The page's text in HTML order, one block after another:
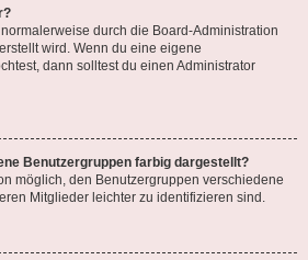
durch die Board-Administration
wird. Wenn du eine eigene
dann solltest du einen Administrator
Benutzergruppen farbig dargestellt?
möglich, den Benutzergruppen verschiedene
Mitglieder leichter zu identifizieren sind.